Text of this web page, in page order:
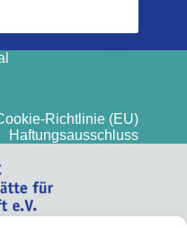
Richtlinie (EU)
Haftungsausschluss